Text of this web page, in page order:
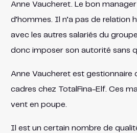
Anne Vaucheret. Le bon
d’hommes. Il n’a pas de relation
avec les autres salariés du
donc imposer son autorité sans
Anne Vaucheret est gestionnaire
cadres chez TotalFina-Elf. Ces
vent en poupe.
Il est un certain nombre de